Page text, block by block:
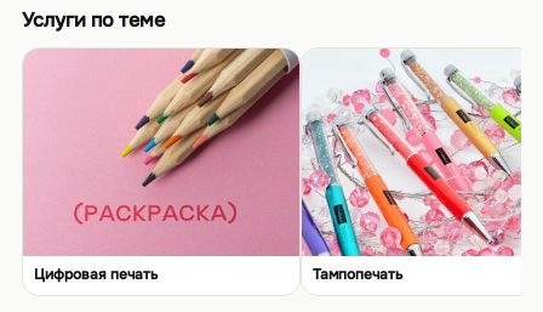
Услуги по теме
Цифровая печать Тампопечать